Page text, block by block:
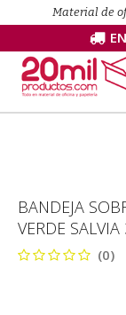
Material de
BANDEJA
VERDE
(0)